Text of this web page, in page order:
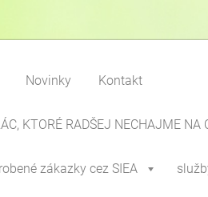
Novinky Kontakt
KTORÉ RADŠEJ NECHAJME NA
zákazky cez SIEA